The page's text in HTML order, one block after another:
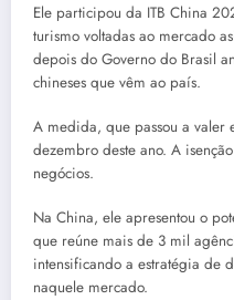
Ele participou da ITB China
turismo voltadas ao mercado
depois do Governo do Brasil
chineses que vêm ao país.
A medida, que passou a valer
dezembro deste ano. A
negócios.
Na China, ele apresentou o
que reúne mais de 3 mil
intensificando a estratégia de
naquele mercado.